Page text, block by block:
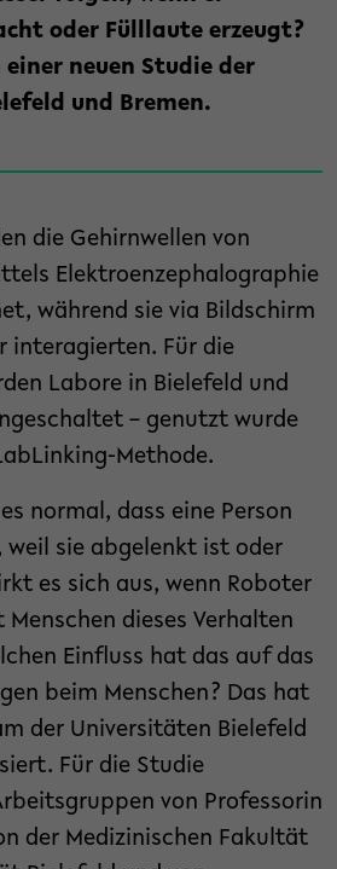
oder Fülllaute erzeugt?
neuen Studie der
und Bremen.
die Gehirnwellen von
Elektroenzephalographie
während sie via Bildschirm
interagierten. Für die
Labore in Bielefeld und
– genutzt wurde
Methode.
normal, dass eine Person
weil sie abgelenkt ist oder
es sich aus, wenn Roboter
dieses Verhalten
Einfluss hat das auf das
beim Menschen? Das hat
der Universitäten Bielefeld
Für die Studie
von Professorin
der Medizinischen Fakultät